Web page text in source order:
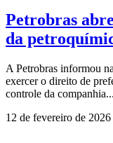
Petrobras
da
A Petrobras informou
exercer o direito de
controle da companhia...
12 de fevereiro de 2026